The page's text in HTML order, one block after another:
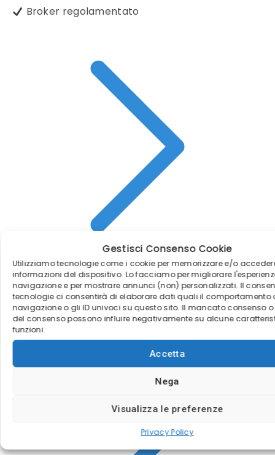
Gestisci Consenso Cookie
Utilizziamo tecnologie come i cookie per memorizzare e/o
informazioni del dispositivo. Lo facciamo per migliorare
navigazione e per mostrare annunci (non) personalizzati. Il
tecnologie ci consentirà di elaborare dati quali il comportamento
navigazione o gli ID univoci su questo sito. Il mancato consenso
del consenso possono influire negativamente su alcune
funzioni.
Accetta
Nega
Visualizza le preferenze
Privacy Policy
Broker regolamentato
Conto di pratica